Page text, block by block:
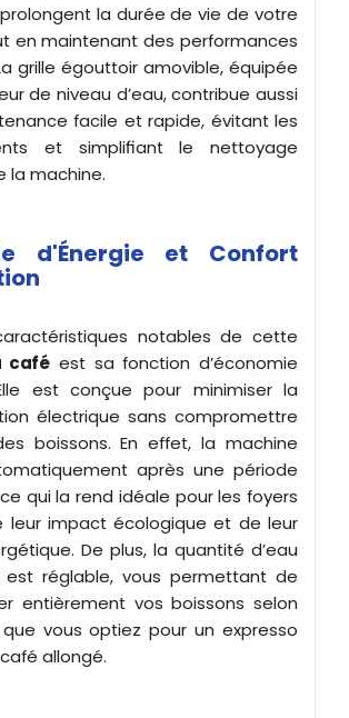
la durée de vie de votre
en maintenant des performances
grille égouttoir amovible, équipée
de niveau d’eau, contribue aussi
facile et rapide, évitant les
et simplifiant le nettoyage
la machine.
d'Énergie et Confort
notables de cette
café est sa fonction d’économie
est conçue pour minimiser la
électrique sans compromettre
boissons. En effet, la machine
après une période
qui la rend idéale pour les foyers
leur impact écologique et de leur
De plus, la quantité d’eau
réglable, vous permettant de
entièrement vos boissons selon
vous optiez pour un expresso
allongé.